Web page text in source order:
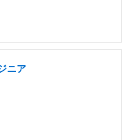
ニア